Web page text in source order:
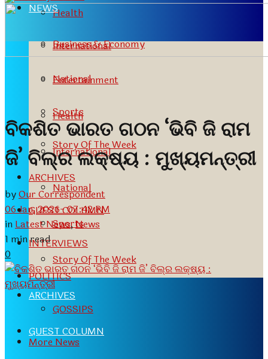
Health
International
National
Sports
Story Of The Week
ARCHIVES
GUEST COLUMN
INTERVIEWS
POLITICS
GOSSIPS
More News
NEWS
Business & Economy
Entertainment
Health
International
National
Sports
Story Of The Week
ARCHIVES
GUEST COLUMN
ବିକଶିତ ଭାରତ ଗଠନ ‘ଭିବି ଜି ରାମ
ଜି’ ବିଲ୍‌ର ଲକ୍ଷ୍ୟ : ମୁଖ୍ୟମନ୍ତ୍ରୀ
byOur Correspondent
06 Jan, 2026- 07:42 PM
in Latest News,News
1 min read
0